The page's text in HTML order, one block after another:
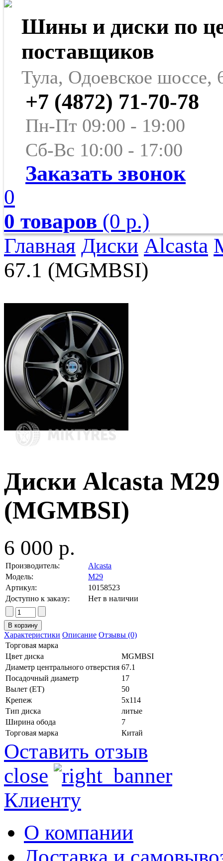
Шины и диски по
поставщиков
Тула, Одоевское шоссе,
+7 (4872) 71-70-78
Пн-Пт 09:00 - 19:00
Сб-Вс 10:00 - 17:00
Заказать звонок
0
0 товаров (0 р.)
Главная Диски Alcasta
67.1 (MGMBSI)
Диски Alcasta
(MGMBSI)
6 000 р.
Производитель:
Alcasta
Модель:
M29
Артикул:
10158523
Доступно к заказу:
Нет в наличии
Характеристики Описание Отзывы (0)
Торговая марка
Цвет диска
MGMBSI
Диаметр центрального отверстия 67.1
Посадочный диаметр
17
Вылет (ET)
50
Крепеж
5x114
Тип диска
литые
Ширина обода
7
Торговая марка
Китай
Оставить отзыв
close
Клиенту
О компании